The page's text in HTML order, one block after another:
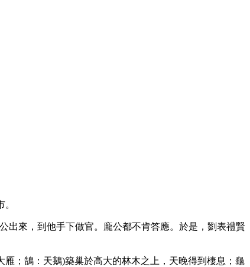
出來，到他手下做官。龐公都不肯答應。於是，劉表禮賢
；鵠：天鵝)築巢於高大的林木之上，天晚得到棲息；龜